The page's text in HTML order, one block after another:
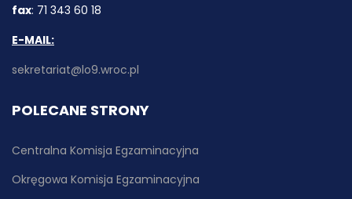
fax: 71 343 60 18
E-MAIL:
sekretariat@lo9.wroc.pl
POLECANE STRONY
Centralna Komisja Egzaminacyjna
Okręgowa Komisja Egzaminacyjna